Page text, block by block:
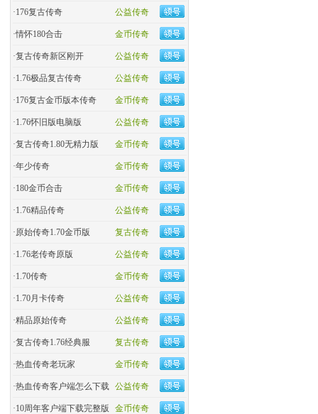
公益传奇
·176复古传奇
金币传奇
·情怀180合击
公益传奇
·复古传奇新区刚开
公益传奇
·1.76极品复古传奇
金币传奇
·176复古金币版本传奇
公益传奇
·1.76怀旧版电脑版
金币传奇
·复古传奇1.80无精力版
金币传奇
·年少传奇
金币传奇
·180金币合击
公益传奇
·​1.76精品传奇
复古传奇
·原始传奇1.70金币版
公益传奇
·1.76老传奇原版
金币传奇
·1.70传奇
公益传奇
·1.70月卡传奇
公益传奇
·精品原始传奇
复古传奇
·复古传奇1.76经典服
金币传奇
·热血传奇老玩家
公益传奇
·热血传奇客户端怎么下载
金币传奇
·10周年客户端下载完整版